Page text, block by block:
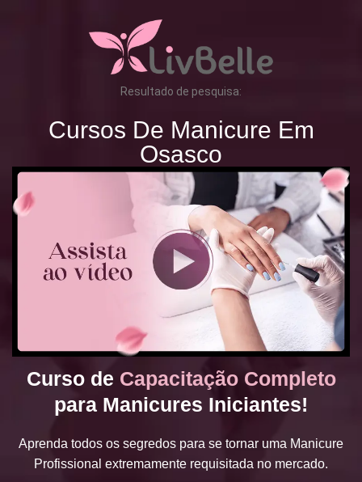
Resultado de pesquisa:
Cursos De Manicure Em
Osasco
Curso de Capacitação Completo
para Manicures Iniciantes!
Aprenda todos os segredos para se tornar uma Manicure
Profissional extremamente requisitada no mercado.